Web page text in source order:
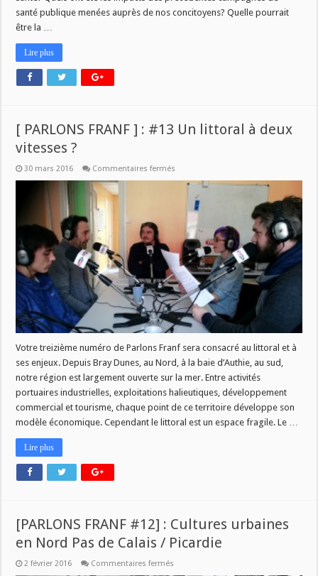
santé publique menées auprès de nos concitoyens? Quelle pourrait
être la …
Lire plus
[ PARLONS FRANF ] : #13 Un littoral à deux
vitesses ?
30 mars 2016 Commentaires fermés
PARLONS
FRANF
littoral
à
deux
vitesses
?
Votre treizième numéro de Parlons Franf sera consacré au littoral et à
ses enjeux. Depuis Bray Dunes, au Nord, à la baie d’Authie, au sud,
notre région est largement ouverte sur la mer. Entre activités
portuaires industrielles, exploitations halieutiques, développement
commercial et tourisme, chaque point de ce territoire développe son
modèle économique. Cependant le littoral est un espace fragile. Le …
Lire plus
[PARLONS FRANF #12] : Cultures urbaines
en Nord Pas de Calais / Picardie
2 février 2016 Commentaires fermés